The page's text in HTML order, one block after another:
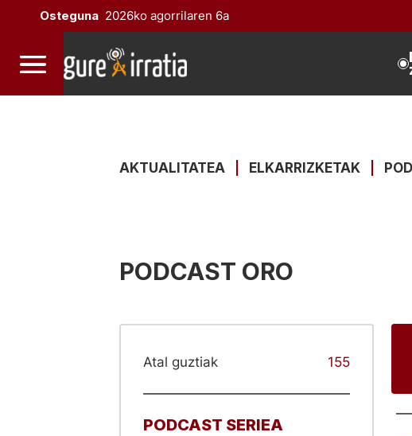
Osteguna 2026ko agorrilaren 6a
AKTUALITATEA ELKARRIZKETAK
PODCAST ORO
Atal guztiak 155
PODCAST SERIEA